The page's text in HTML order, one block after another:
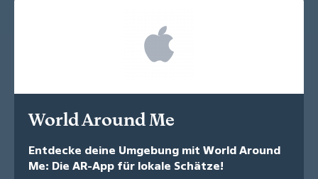
World Around Me
Entdecke deine Umgebung mit World Around
Me: Die AR-App für lokale Schätze!